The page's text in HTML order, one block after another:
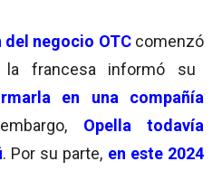
negocio OTC comenzó
la francesa informó su
en una compañía
Opella todavía
. Por su parte, en este 2024